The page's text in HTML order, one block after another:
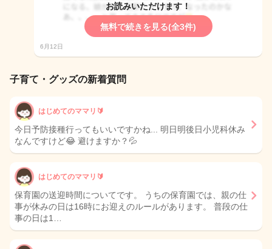
お読みいただけます！
無料で続きを見る(全3件)
6月12日
子育て・グッズの新着質問
はじめてのママリ🔰
今日予防接種行ってもいいですかね... 明日明後日小児科休み
なんですけど😂 避けますか？💦
はじめてのママリ🔰
保育園の送迎時間についてです。 うちの保育園では、親の仕
事が休みの日は16時にお迎えのルールがあります。 普段の仕
事の日は1…